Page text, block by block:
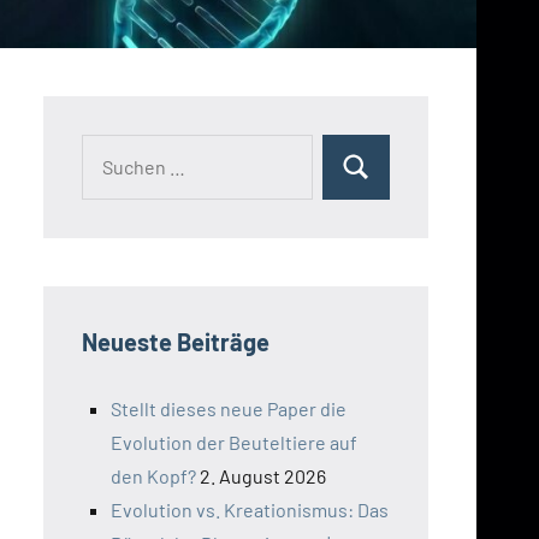
Suchen
Neueste Beiträge
Stellt dieses neue Paper die
Evolution der Beuteltiere auf
den Kopf? 2. August 2026
Evolution vs. Kreationismus: Das